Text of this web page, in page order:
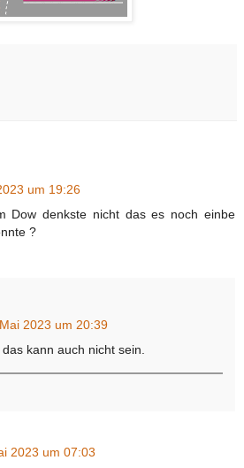
um 19:26
Dow denkste nicht das es noch einbe
?
2023 um 20:39
kann auch nicht sein.
2023 um 07:03